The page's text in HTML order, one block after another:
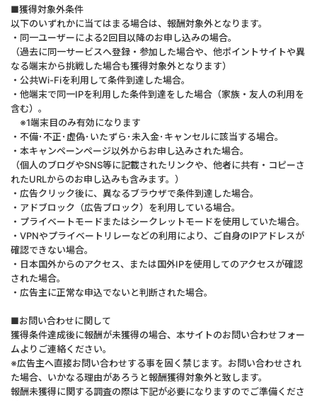
■獲得対象外条件
以下のいずれかに当てはまる場合は、報酬対象外となります。
・同一ユーザーによる2回目以降のお申し込みの場合。
（過去に同一サービスへ登録・参加した場合や、他ポイントサイトや異
なる端末から挑戦した場合も獲得対象外となります）
・公共Wi-Fiを利用して条件到達した場合。
・他端末で同一IPを利用した条件到達をした場合（家族・友人の利用を
含む）。
※1端末目のみ有効になります
・不備･不正･虚偽･いたずら･未入金･キャンセルに該当する場合。
・本キャンペーンページ以外からお申し込みされた場合。
（個人のブログやSNS等に記載されたリンクや、他者に共有・コピーさ
れたURLからのお申し込みも含みます。）
・広告クリック後に、異なるブラウザで条件到達した場合。
・アドブロック（広告ブロック）を利用している場合。
・プライベートモードまたはシークレットモードを使用していた場合。
・VPNやプライベートリレーなどの利用により、ご自身のIPアドレスが
確認できない場合。
・日本国外からのアクセス、または国外IPを使用してのアクセスが確認
された場合。
・広告主に正常な申込でないと判断された場合。
■お問い合わせに関して
獲得条件達成後に報酬が未獲得の場合、本サイトのお問い合わせフォー
ムよりご連絡ください。
※広告主へ直接お問い合わせする事を固く禁じます。お問い合わせされ
た場合、いかなる理由があろうと報酬獲得対象外と致します。
報酬未獲得に関する調査の際は下記が必要になりますのでご準備くださ